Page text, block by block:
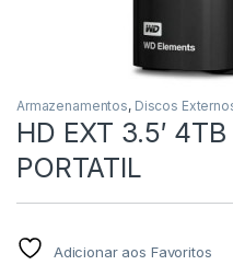
Armazenamentos, Discos
HD EXT 3.5′
PORTATIL
Adicionar aos Favoritos